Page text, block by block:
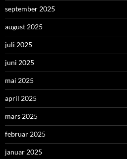
september 2025
august 2025
juli 2025
juni 2025
mai 2025
april 2025
mars 2025
februar 2025
januar 2025